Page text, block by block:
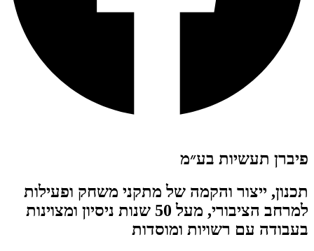
פיברן תעשיות בע״מ
תכנון, ייצור והקמה של מתקני משחק ופעילות
למרחב הציבורי, מעל 50 שנות ניסיון ומצוינות
בעבודה עם רשויות ומוסדות